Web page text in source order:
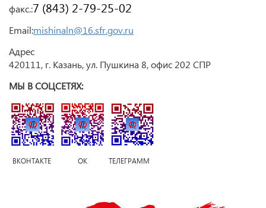
факс.:7 (843) 2-79-25-02
Email:mishinaln@16.sfr.gov.ru
Адрес
420111, г. Казань, ул. Пушкина 8, офис 202 СПР
МЫ В СОЦСЕТЯХ:
ВКОНТАКТЕ ОК ТЕЛЕГРАММ